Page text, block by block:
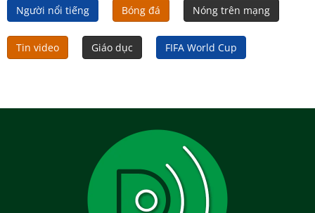
Người nổi tiếng Bóng đá Nóng trên mạng
Tin video Giáo dục FIFA World Cup